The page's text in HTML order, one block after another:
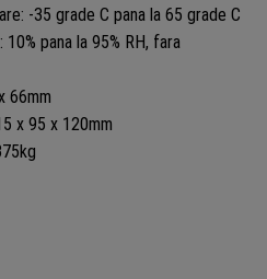
-35 grade C pana la 65 grade C
pana la 95% RH, fara
66mm
x 95 x 120mm